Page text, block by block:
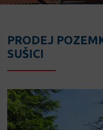
PRODEJ
SUŠICI